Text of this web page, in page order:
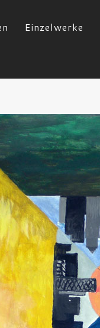
Einzelwerke